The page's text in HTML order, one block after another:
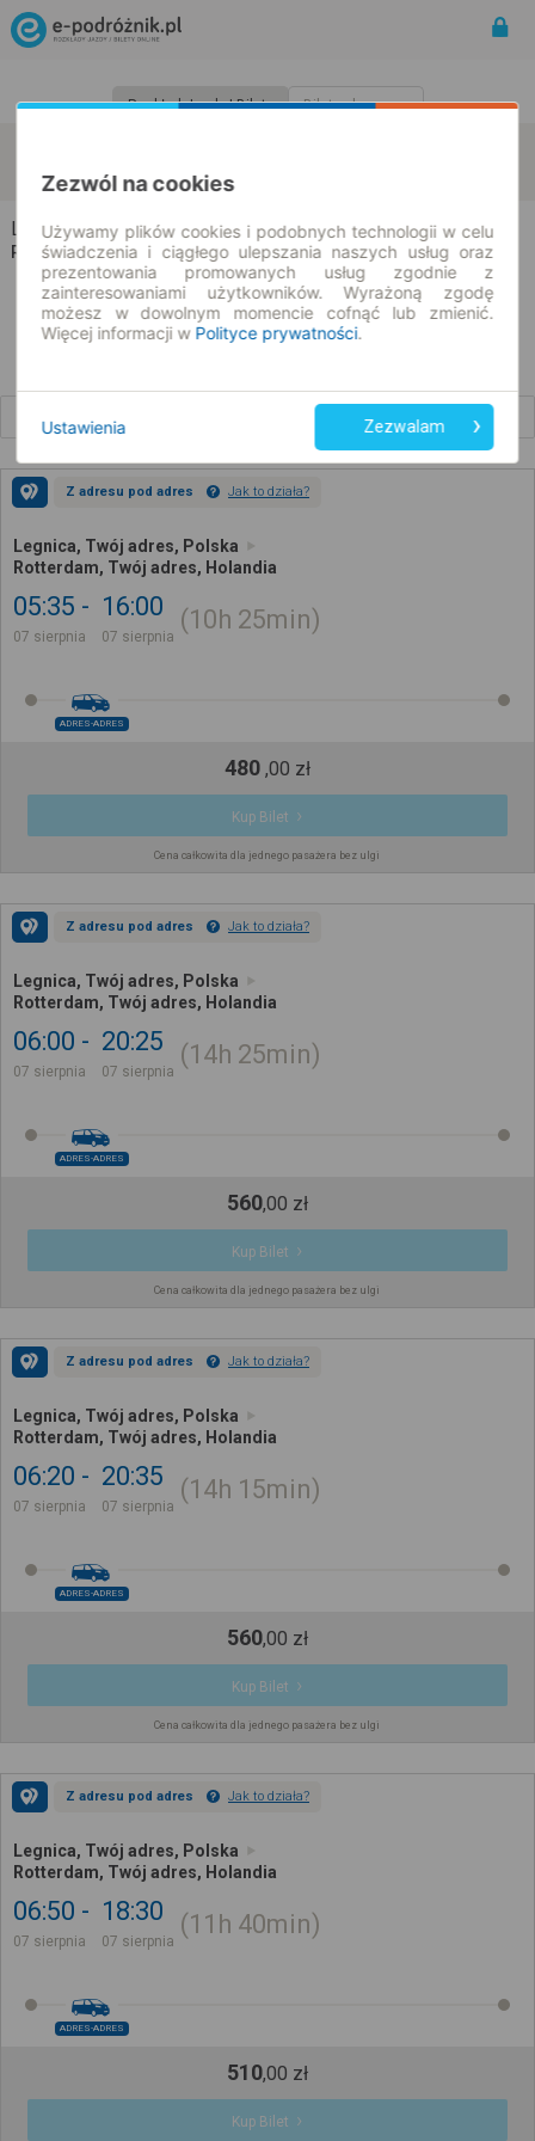
Rozkład Jazdy | Bilety Bilety okresowe
07.08.2026 | -- : --
Legnica → Rotterdam
Rozkład jazdy i bilety
Z adresu pod adres Jak to działa?
Legnica, Twój adres, Polska
Rotterdam, Twój adres, Holandia
05:35
07 sierpnia
16:00
07 sierpnia
10h 25min
ADRES-ADRES
480 ,00 zł
Kup Bilet
Cena całkowita dla jednego pasażera bez ulgi
Z adresu pod adres Jak to działa?
Legnica, Twój adres, Polska
Rotterdam, Twój adres, Holandia
06:00
07 sierpnia
20:25
07 sierpnia
14h 25min
ADRES-ADRES
560,00 zł
Kup Bilet
Cena całkowita dla jednego pasażera bez ulgi
Z adresu pod adres Jak to działa?
Legnica, Twój adres, Polska
Rotterdam, Twój adres, Holandia
06:20
07 sierpnia
20:35
07 sierpnia
14h 15min
ADRES-ADRES
560,00 zł
Kup Bilet
Cena całkowita dla jednego pasażera bez ulgi
Z adresu pod adres Jak to działa?
Legnica, Twój adres, Polska
Rotterdam, Twój adres, Holandia
06:50
07 sierpnia
18:30
07 sierpnia
11h 40min
ADRES-ADRES
510,00 zł
Kup Bilet
Zezwól na cookies
Używamy plików cookies i podobnych technologii w celu
świadczenia i ciągłego ulepszania naszych usług oraz
prezentowania promowanych usług zgodnie z
zainteresowaniami użytkowników. Wyrażoną zgodę
możesz w dowolnym momencie cofnąć lub zmienić.
Więcej informacji w Polityce prywatności.
Ustawienia Zezwalam